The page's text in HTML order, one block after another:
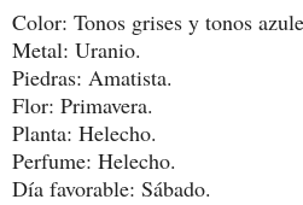
Color: Tonos grises y tonos
Metal: Uranio.
Piedras: Amatista.
Flor: Primavera.
Planta: Helecho.
Perfume: Helecho.
Día favorable: Sábado.